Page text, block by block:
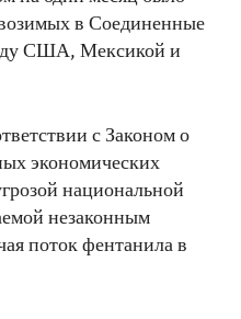
в Соединенные
США, Мексикой и
с Законом о
экономических
национальной
незаконным
поток фентанила в